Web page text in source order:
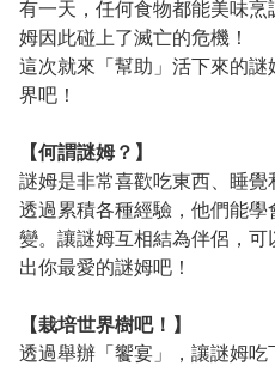
有一天，任何食物都能美味
姆因此碰上了滅亡的危機！
這次就來「幫助」活下來的
界吧！
【何謂謎姆？】
謎姆是非常喜歡吃東西、睡覺
透過累積各種經驗，他們能
變。讓謎姆互相結為伴侶，
出你最愛的謎姆吧！
【栽培世界樹吧！】
透過舉辦「饗宴」，讓謎姆